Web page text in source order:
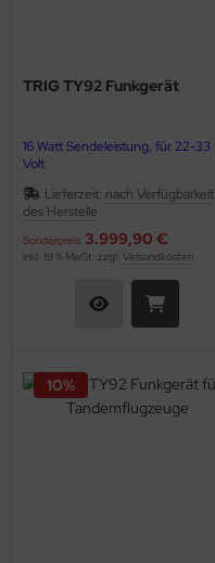
TRIG TY92 Funkgerät
16 Watt Sendeleistung, für 22-33
Volt
kurzfristig lieferbar!
Lieferzeit: nach Verfügbarkeit
des Herstelle
Sonderpreis 3.999,90 €
inkl. 19 % MwSt. zzgl. Versandkosten
10%